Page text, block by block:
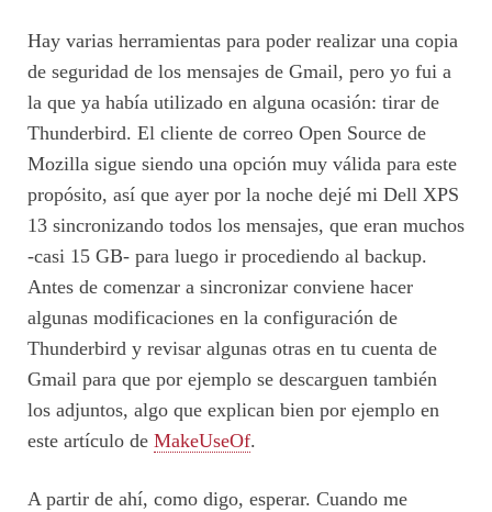
Hay varias herramientas para poder realizar una copia
de seguridad de los mensajes de Gmail, pero yo fui a
la que ya había utilizado en alguna ocasión: tirar de
Thunderbird. El cliente de correo Open Source de
Mozilla sigue siendo una opción muy válida para este
propósito, así que ayer por la noche dejé mi Dell XPS
13 sincronizando todos los mensajes, que eran muchos
-casi 15 GB- para luego ir procediendo al backup.
Antes de comenzar a sincronizar conviene hacer
algunas modificaciones en la configuración de
Thunderbird y revisar algunas otras en tu cuenta de
Gmail para que por ejemplo se descarguen también
los adjuntos, algo que explican bien por ejemplo en
este artículo de MakeUseOf.
A partir de ahí, como digo, esperar. Cuando me